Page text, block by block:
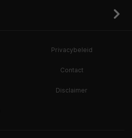
Privacybeleid
Contact
Disclaimer